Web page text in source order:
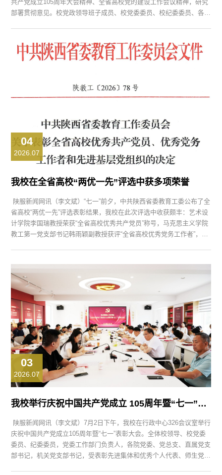
共产党成立105周年大会精神、全省高校党的建设工作会议精神，研究
部署贯彻意见。校党政领导班子成员、校党委委员、校纪委委员、各院
党建工作座谈会精神，中央党的建设工作领导小组《...
04
2026.07
我校在全省高校“两优一先”评选中获多项荣誉
陕服新闻网讯（李文斌）“七一”前夕，中共陕西省委教育工委公布了全
省高校“两优一先”评选表彰结果，我校在此次评选中收获颇丰：艺术设
计学院李国瑞教授荣获“全省高校优秀共产党员”称号，马克思主义学院
教工第一党支部书记韩雨颖副教授获评“全省高校优秀党务工作者”，健
03
2026.07
我校举行庆祝中国共产党成立 105周年暨“七一”表彰大会
陕服新闻网讯（李文斌）7月2日下午，我校在行政中心326会议室举行
庆祝中国共产党成立105周年暨“七一”表彰大会。全体校领导、校党委
委员、纪委委员，党委工作部门负责人，各院党委、党总支、直属党支
部书记，机关党支部书记，受表彰先进集体和优秀个人代表、师生党员